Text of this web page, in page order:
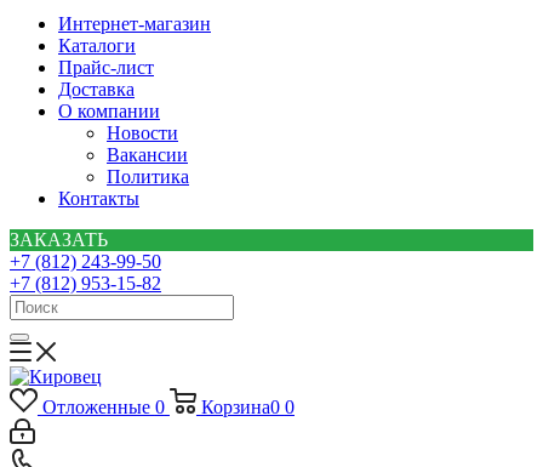
Интернет-магазин
Каталоги
Прайс-лист
Доставка
О компании
Новости
Вакансии
Политика
Контакты
ЗАКАЗАТЬ
+7 (812) 243-99-50
+7 (812) 953-15-82
Отложенные 0 Корзина0 0